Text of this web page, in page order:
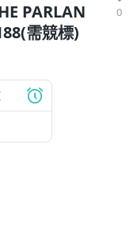
PARLAN
需競標)
0